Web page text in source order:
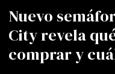
Nuevo
City revela
comprar y